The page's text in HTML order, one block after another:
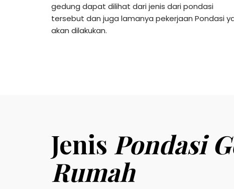
gedung dapat dilihat dari jenis dari pondasi
tersebut dan juga lamanya pekerjaan Pondasi
akan dilakukan.
Jenis Pondasi
Rumah